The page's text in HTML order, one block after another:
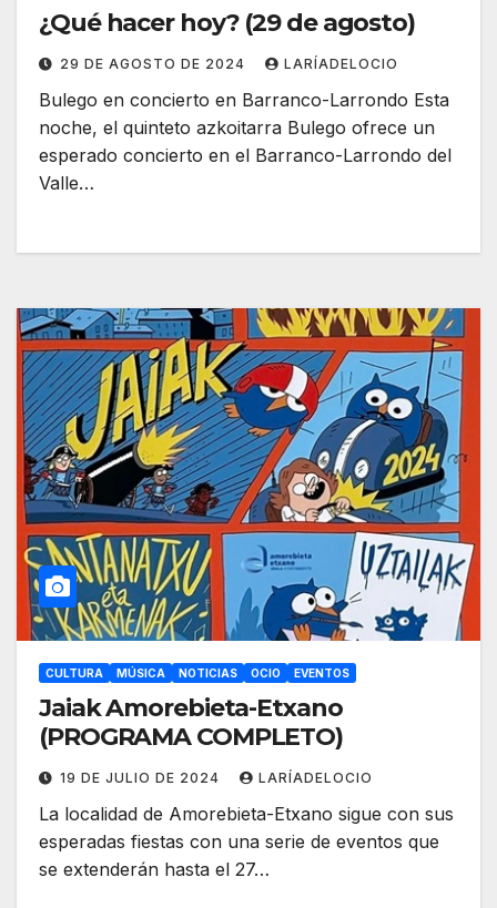
¿Qué hacer hoy? (29 de agosto)
29 DE AGOSTO DE 2024 LARÍADELOCIO
Bulego en concierto en Barranco-Larrondo Esta
noche, el quinteto azkoitarra Bulego ofrece un
esperado concierto en el Barranco-Larrondo del
Valle…
CULTURA MÚSICA NOTICIAS OCIO EVENTOS
Jaiak Amorebieta-Etxano
(PROGRAMA COMPLETO)
19 DE JULIO DE 2024 LARÍADELOCIO
La localidad de Amorebieta-Etxano sigue con sus
esperadas fiestas con una serie de eventos que
se extenderán hasta el 27…